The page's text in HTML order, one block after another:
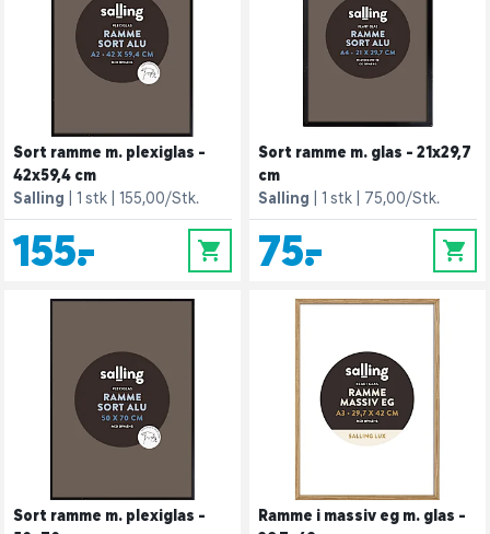
Sort ramme m. plexiglas -
42x59,4 cm
Salling
1 stk 155,00/Stk.
155,- 0
Sort ramme m. glas - 21x29,7
cm
Salling
1 stk 75,00/Stk.
75,- 0
Sort ramme m. plexiglas -
Ramme i massiv eg m. glas -